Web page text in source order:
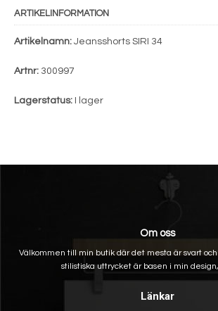
ARTIKELINFORMATION
Artikelnamn: Jeansshorts SIRI 34
Artnr: 300997
Lagerstatus: I lager
Om oss
Välkommen till min butik där det mesta är svart
stilistiska uttrycket är basen i min design,
Länkar